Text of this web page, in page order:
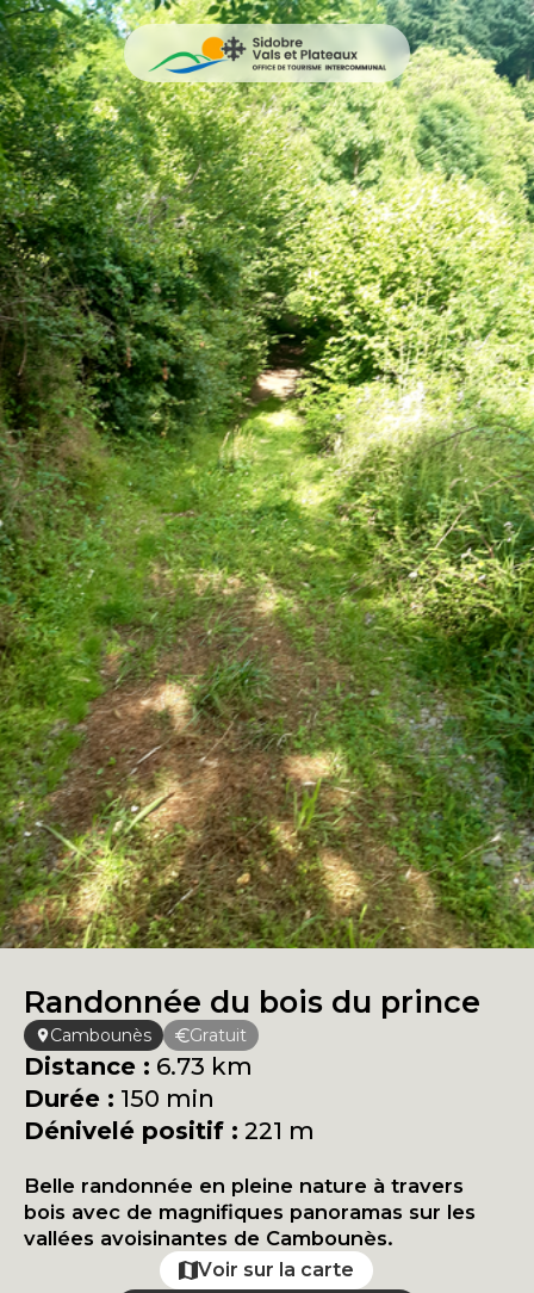
Randonnée du bois du prince
Cambounès Gratuit
Distance : 6.73 km
Durée : 150 min
Dénivelé positif : 221 m
Belle randonnée en pleine nature à travers
bois avec de magnifiques panoramas sur les
vallées avoisinantes de Cambounès.
Voir sur la carte